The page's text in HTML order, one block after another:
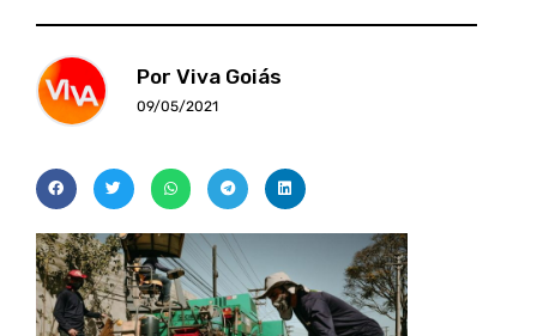
Por Viva Goiás
09/05/2021